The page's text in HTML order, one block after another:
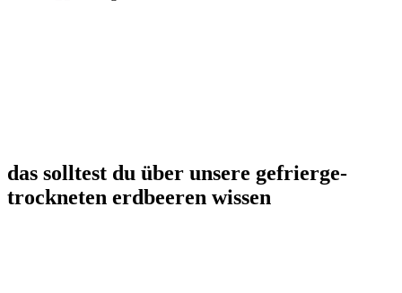
das solltest du über unsere ge­frier­ge­
trock­net­en erdbeeren wissen